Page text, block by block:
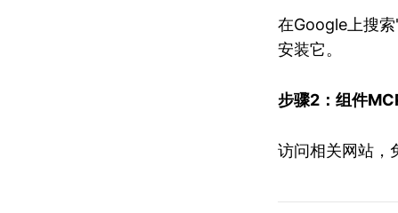
在Google上搜
安装它。
步骤2：组件
访问相关网站，